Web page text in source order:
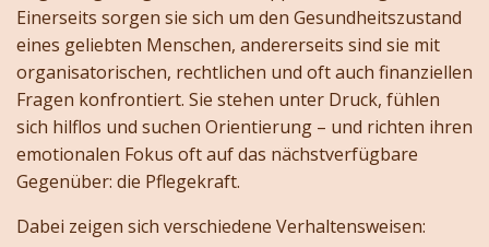
Einerseits sorgen sie sich um den Gesundheitszustand
eines geliebten Menschen, andererseits sind sie mit
organisatorischen, rechtlichen und oft auch finanziellen
Fragen konfrontiert. Sie stehen unter Druck, fühlen
sich hilflos und suchen Orientierung – und richten ihren
emotionalen Fokus oft auf das nächstverfügbare
Gegenüber: die Pflegekraft.
Dabei zeigen sich verschiedene Verhaltensweisen: